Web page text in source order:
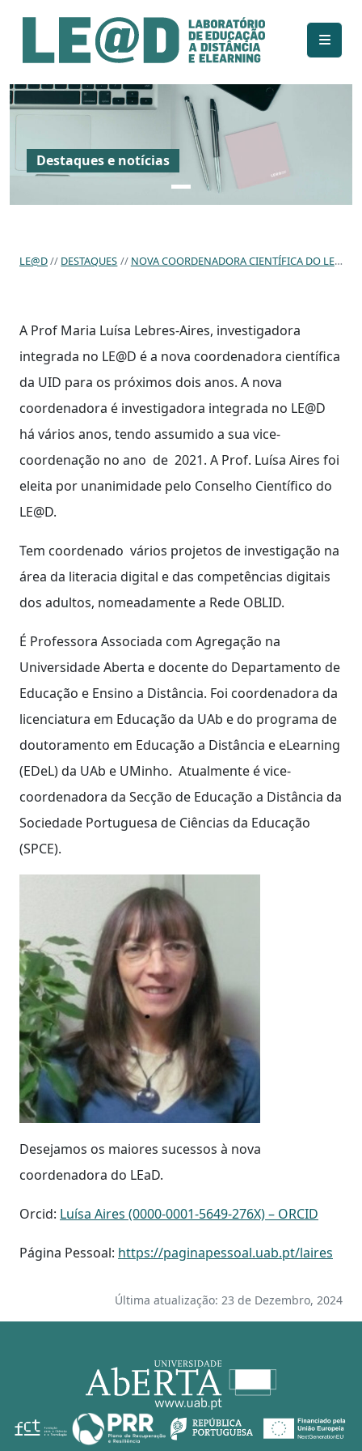
Ir para o conteúdo principal
Informações de acessibilidade
Mapa do site
Destaques e notícias
LE@D DESTAQUES NOVA COORDENADORA CIENTÍFICA DO LE@D ASSUME FUNÇÕES
A Prof Maria Luísa Lebres-Aires, investigadora
integrada no LE@D é a nova coordenadora científica
da UID para os próximos dois anos. A nova
coordenadora é investigadora integrada no LE@D
há vários anos, tendo assumido a sua vice-
coordenação no ano de 2021. A Prof. Luísa Aires foi
eleita por unanimidade pelo Conselho Científico do
LE@D.
Tem coordenado vários projetos de investigação na
área da literacia digital e das competências digitais
dos adultos, nomeadamente a Rede OBLID.
É Professora Associada com Agregação na
Universidade Aberta e docente do Departamento de
Educação e Ensino a Distância. Foi coordenadora da
licenciatura em Educação da UAb e do programa de
doutoramento em Educação a Distância e eLearning
(EDeL) da UAb e UMinho. Atualmente é vice-
coordenadora da Secção de Educação a Distância da
Sociedade Portuguesa de Ciências da Educação
(SPCE).
Desejamos os maiores sucessos à nova
coordenadora do LEaD.
Orcid: Luísa Aires (0000-0001-5649-276X) – ORCID
Página Pessoal: https://paginapessoal.uab.pt/laires
Última atualização: 23 de Dezembro, 2024